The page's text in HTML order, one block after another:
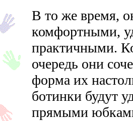
В то же время,
комфортными,
практичными.
очередь они
форма их
ботинки будут
прямыми